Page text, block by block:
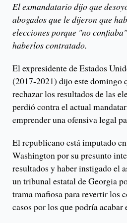
El exmandatario dijo que
abogados que le dijeron que
elecciones porque "no
haberlos contratado.
El expresidente de Estados
(2017-2021) dijo este domingo
rechazar los resultados de las
perdió contra el actual
emprender una ofensiva legal
El republicano está imputado
Washington por su presunto
resultados y haber instigado el
un tribunal estatal de Georgia
trama mafiosa para revertir los
casos por los que podría acabar